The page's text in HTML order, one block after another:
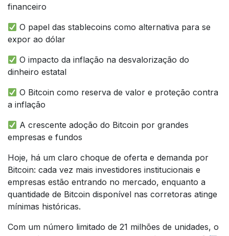
financeiro
O papel das stablecoins como alternativa para se
expor ao dólar
O impacto da inflação na desvalorização do
dinheiro estatal
O Bitcoin como reserva de valor e proteção contra
a inflação
A crescente adoção do Bitcoin por grandes
empresas e fundos
Hoje, há um claro choque de oferta e demanda por
Bitcoin: cada vez mais investidores institucionais e
empresas estão entrando no mercado, enquanto a
quantidade de Bitcoin disponível nas corretoras atinge
mínimas históricas.
Com um número limitado de 21 milhões de unidades, o